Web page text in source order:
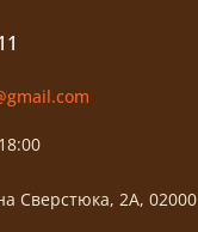
Сверстюка, 2А, 02000